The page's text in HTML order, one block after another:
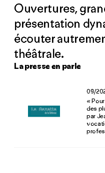
Ouvertures,
présentation
écouter
théâtrale.
La presse en parle
09/
«
des
par